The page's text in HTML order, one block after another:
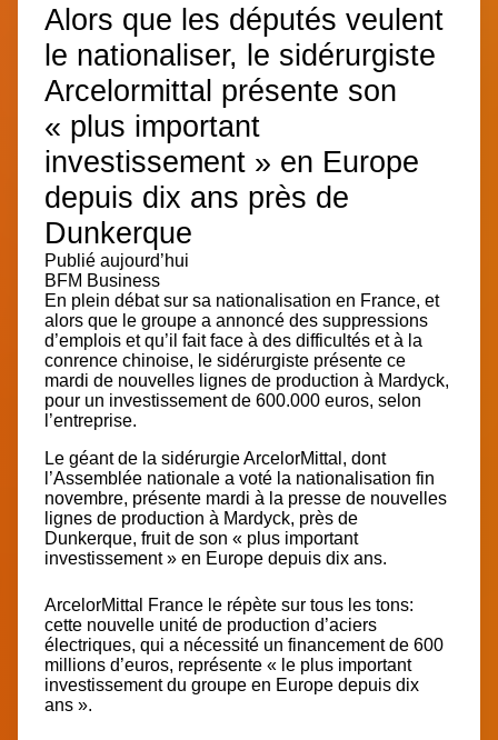
Alors que les députés veulent
le nationaliser, le sidérurgiste
Arcelormittal présente son
« plus important
investissement » en Europe
depuis dix ans près de
Dunkerque
Publié aujourd’hui
BFM Business
En plein débat sur sa nationalisation en France, et
alors que le groupe a annoncé des suppressions
d’emplois et qu’il fait face à des difficultés et à la
conrence chinoise, le sidérurgiste présente ce
mardi de nouvelles lignes de production à Mardyck,
pour un investissement de 600.000 euros, selon
l’entreprise.
Le géant de la sidérurgie ArcelorMittal, dont
l’Assemblée nationale a voté la nationalisation fin
novembre, présente mardi à la presse de nouvelles
lignes de production à Mardyck, près de
Dunkerque, fruit de son « plus important
investissement » en Europe depuis dix ans.
ArcelorMittal France le répète sur tous les tons:
cette nouvelle unité de production d’aciers
électriques, qui a nécessité un financement de 600
millions d’euros, représente « le plus important
investissement du groupe en Europe depuis dix
ans ».